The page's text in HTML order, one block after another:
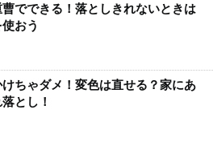
でできる！落としきれないときは
おう
ちゃダメ！変色は直せる？家にあ
とし！